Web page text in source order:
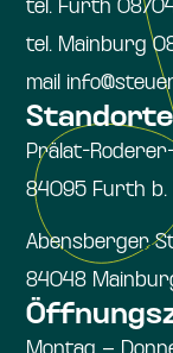
tel. Furth
tel. Mainburg
mail
Standorte
Prälat-Roderer-
84095 Furth b.
Abensberger
84048